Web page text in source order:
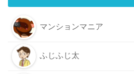
マンションマニア
ふじふじ太